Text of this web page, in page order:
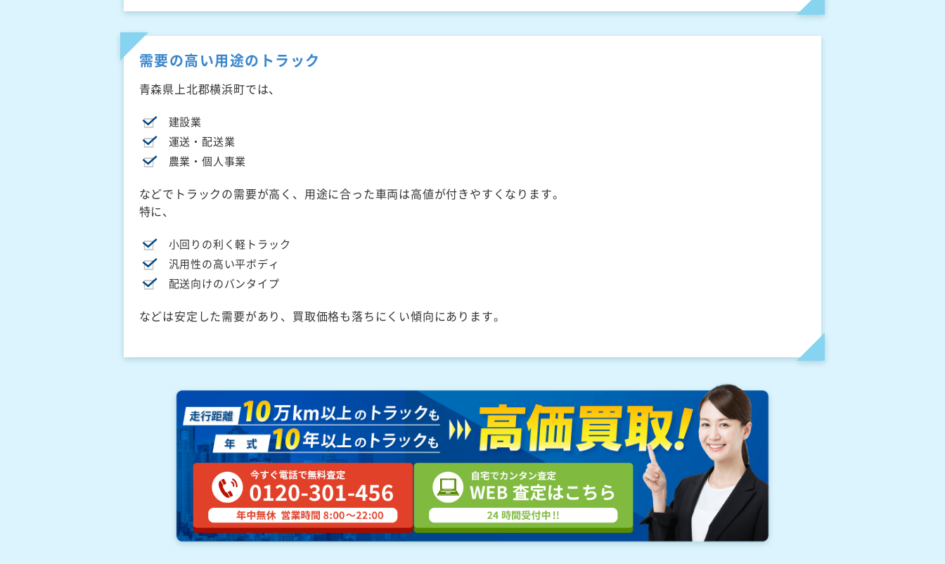
需要の高い用途のトラック
青森県上北郡横浜町では、
建設業
運送・配送業
農業・個人事業
などでトラックの需要が高く、用途に合った車両は高値が付きやすくなります。
特に、
小回りの利く軽トラック
汎用性の高い平ボディ
配送向けのバンタイプ
などは安定した需要があり、買取価格も落ちにくい傾向にあります。